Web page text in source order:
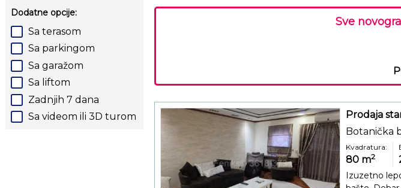
Dodatne opcije:
Sa terasom
Sa parkingom
Sa garažom
Sa liftom
Zadnjih 7 dana
Sa videom ili 3D turom
Sve
Prodaja
Botanička
Kvadratura:
80 m2
Izuzetno